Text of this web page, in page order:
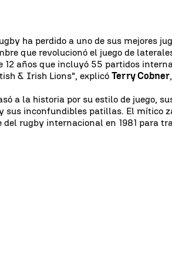
ha perdido a uno de sus mejores
que revolucionó el juego de
12 años que incluyó 55 partidos
& Irish Lions", explicóTerry Cobner
a la historia por su estilo de juego,
sus inconfundibles patillas. El mítico
rugby internacional en 1981 para